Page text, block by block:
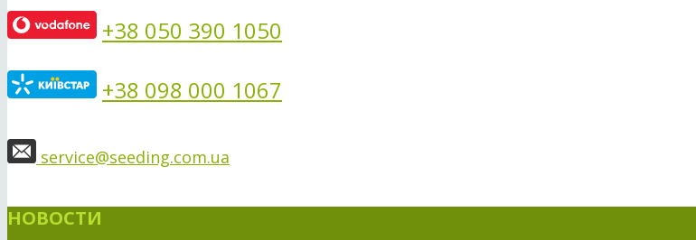
+38 050 390 1050
+38 098 000 1067
service@seeding.com.ua
НОВОСТИ